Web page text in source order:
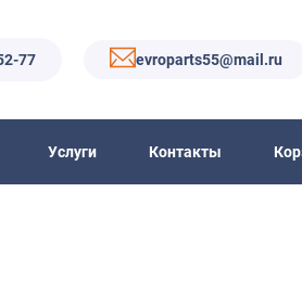
77 evroparts55@mail.ru
Услуги Контакты